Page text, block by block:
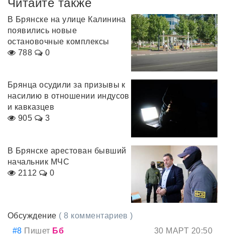
Читайте также
В Брянске на улице Калинина
появились новые
остановочные комплексы
788
0
Брянца осудили за призывы к
насилию в отношении индусов
и кавказцев
905
3
В Брянске арестован бывший
начальник МЧС
2112
0
Обсуждение ( 8 комментариев )
#8 Пишет Бб
30 МАРТ 20:50